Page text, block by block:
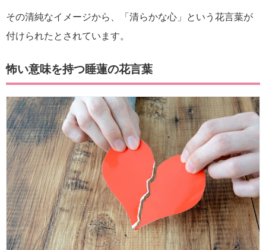
その清純なイメージから、「清らかな心」という花言葉が
付けられたとされています。
怖い意味を持つ睡蓮の花言葉